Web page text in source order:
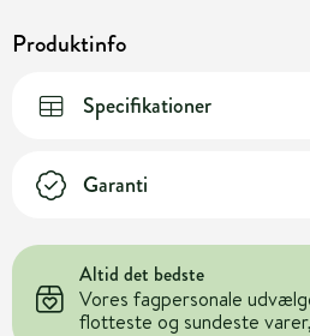
Produktinfo
Specifikationer
Garanti
Altid det bedste
Vores fagpersonale
flotteste og sundeste